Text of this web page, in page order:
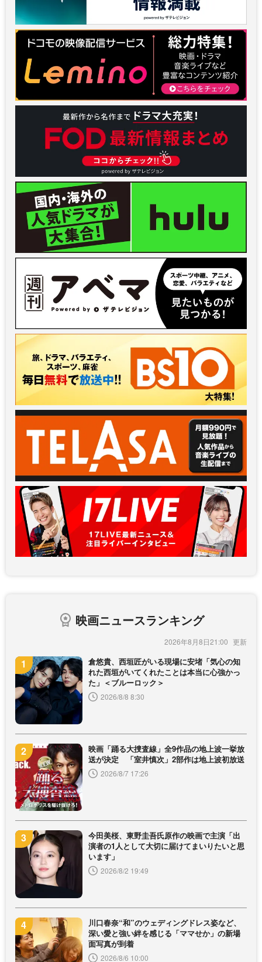
映画ニュースランキング
2026年8月8日21:00
倉悠貴、西垣匠がいる現場に安堵「気心の知
れた西垣がいてくれたことは本当に心強かっ
た」＜ブルーロック＞
2026/8/8 8:30
映画「踊る大捜査線」全9作品の地上波一挙放
送が決定 「室井慎次」2部作は地上波初放送
2026/8/7 17:26
今田美桜、東野圭吾氏原作の映画で主演「出
演者の1人として大切に届けてまいりたいと思
います」
2026/8/2 19:49
川口春奈“和”のウェディングドレス姿など、
深い愛と強い絆を感じる「ママせか」の新場
面写真が到着
2026/8/6 10:00